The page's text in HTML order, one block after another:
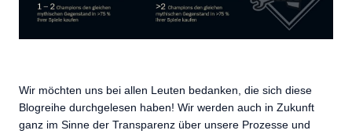
Wir möchten uns bei allen Leuten bedanken, die sich diese
Blogreihe durchgelesen haben! Wir werden auch in Zukunft
ganz im Sinne der Transparenz über unsere Prozesse und